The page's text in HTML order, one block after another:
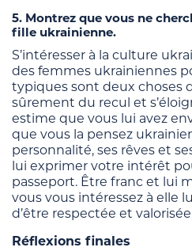
5. Montrez que vous ne
fille ukrainienne.
S’intéresser à la culture
des femmes ukrainiennes
typiques sont deux choses
sûrement du recul et
estime que vous lui avez
que vous la pensez
personnalité, ses rêves et
lui exprimer votre intérêt
passeport. Être franc et lui
vous vous intéressez à elle
d’être respectée et
Réflexions finales